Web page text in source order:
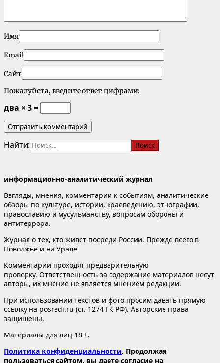
Имя
Email
Сайт
Пожалуйста, введите ответ цифрами:
два × 3 =
Найти:
информационно-аналитический журнал
Взгляды, мнения, комментарии к событиям, аналитические
обзоры по культуре, истории, краеведению, этнографии,
православию и мусульманству, вопросам обороны и
антитеррора.
Журнал о тех, кто живет посреди России. Прежде всего в
Поволжье и на Урале.
Комментарии проходят предварительную
проверку. Ответственность за содержание материалов несут
авторы, их мнение не является мнением редакции.
При использовании текстов и фото просим давать прямую
ссылку на posredi.ru (ст. 1274 ГК РФ). Авторские права
защищены.
Материалы для лиц 18 +.
Политика конфиденциальности. Продолжая
пользоваться сайтом, вы даете согласие на